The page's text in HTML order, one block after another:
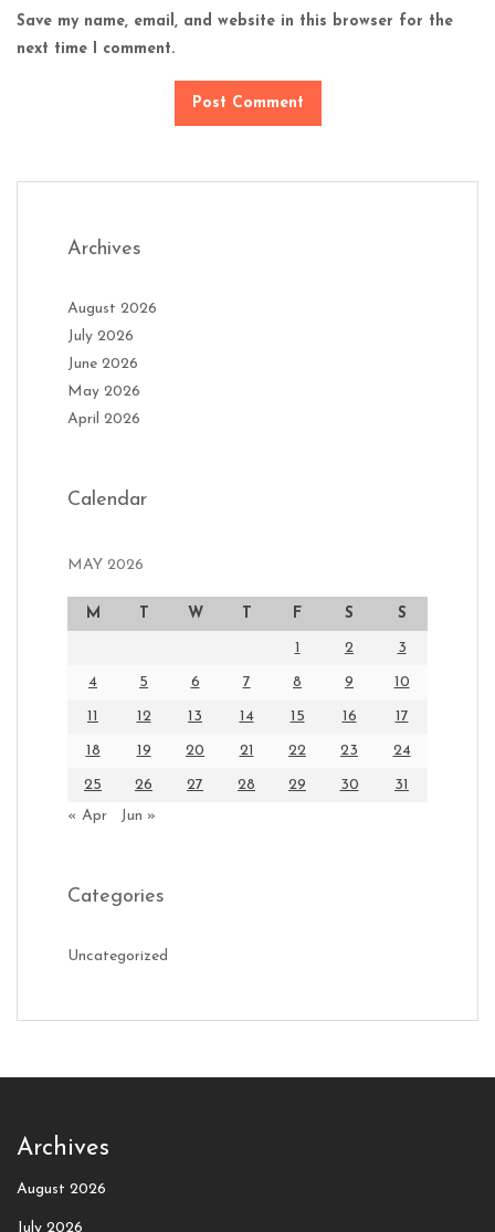
Save my name, email, and website in this browser for the
next time I comment.
Archives
August 2026
July 2026
June 2026
May 2026
April 2026
Calendar
MAY 2026
M T W T F S S
1 2 3
4 5 6 7 8 9 10
11 12 13 14 15 16 17
18 19 20 21 22 23 24
25 26 27 28 29 30
31
« Apr
Jun »
Categories
Uncategorized
Archives
August 2026
July 2026